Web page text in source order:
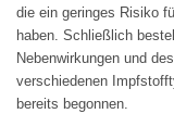
die ein geringes Risiko
haben. Schließlich
Nebenwirkungen und
verschiedenen
bereits begonnen.